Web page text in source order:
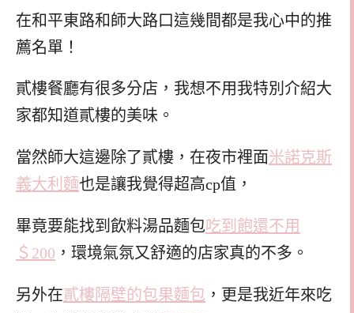
在和平東路和師大路口這幾間都是我心中的推
薦名單！
貳樓餐廳有很多分店，我想不用我特別介紹大
家都知道貳樓的美味。
當然師大這邊除了貳樓，在夜市裡面米諾克斯
義大利麵也是讓我覺得超高cp值，
畢竟要能找到飲料湯品麵包吃到飽還不用
＄200 ，環境氣氛又舒適的店家真的不多。
另外在貳樓隔壁的包果麵包 ，更是我近年來吃